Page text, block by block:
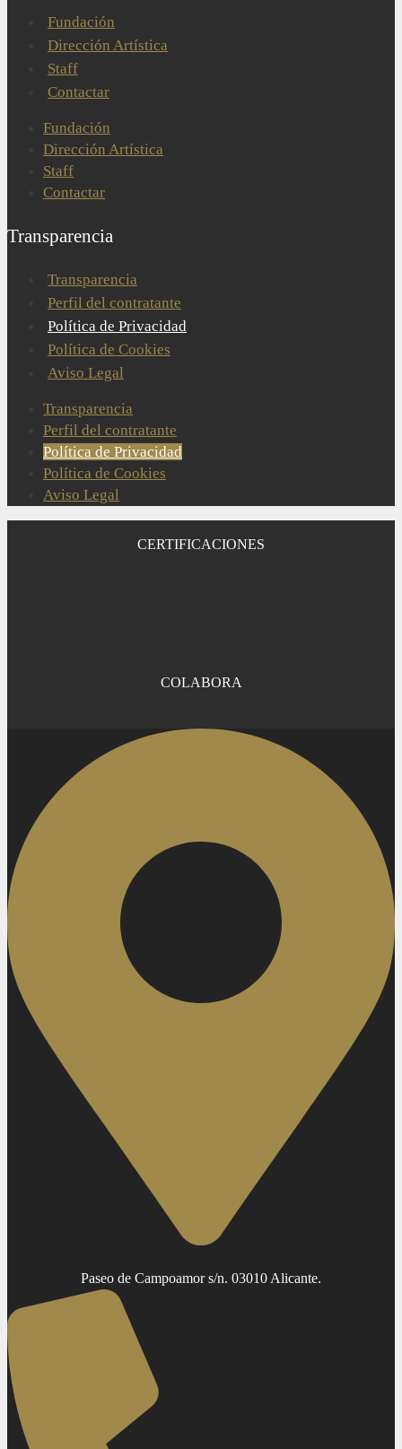
Fundación
Dirección Artística
Staff
Contactar
Fundación
Dirección Artística
Staff
Contactar
Transparencia
Transparencia
Perfil del contratante
Política de Privacidad
Política de Cookies
Aviso Legal
Transparencia
Perfil del contratante
Política de Privacidad
Política de Cookies
Aviso Legal
CERTIFICACIONES
COLABORA
Paseo de Campoamor s/n. 03010 Alicante.